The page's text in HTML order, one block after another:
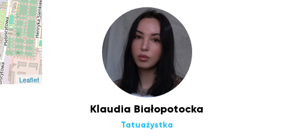
Leaflet
Klaudia Białopotocka
Tatuażystka